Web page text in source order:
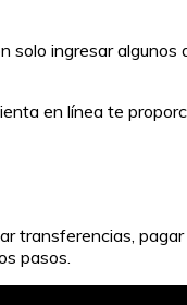
solo ingresar
en línea te
transferencias,
pasos.